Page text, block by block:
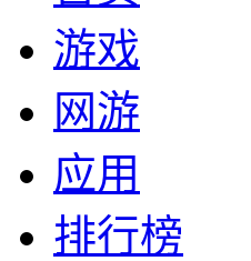
游戏
网游
应用
排行榜